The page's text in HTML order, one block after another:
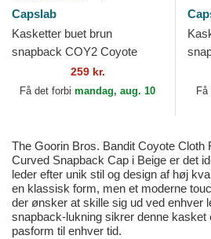
Capslab
Kasketter buet brun
snapback COY2 Coyote
Looney Tunes af Capslab
259 kr.
Få det forbi mandag, aug. 10 Få
The Goorin Bros. Bandit Coyote Cloth
Curved Snapback Cap i Beige er det
leder efter unik stil og design af høj
en klassisk form, men et moderne
der ønsker at skille sig ud ved enhver
snapback-lukning sikrer denne kasket
pasform til enhver tid.